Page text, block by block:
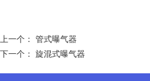
上一个： 管式曝气器
下一个： 旋混式曝气器